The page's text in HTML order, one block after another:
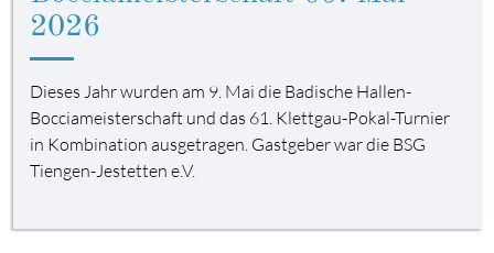
2026
Dieses Jahr wurden am 9. Mai die Badische Hallen-
Bocciameisterschaft und das 61. Klettgau-Pokal-Turnier
in Kombination ausgetragen. Gastgeber war die BSG
Tiengen-Jestetten e.V.